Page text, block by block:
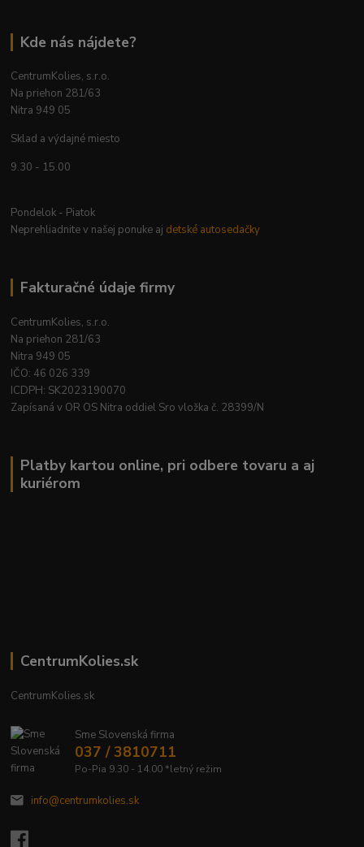
Kde nás nájdete?
CentrumKolies, s.r.o.
Na priehon 281/63
Nitra 949 05
Sklad a výdajné miesto
9.30 - 15.00
Pondelok - Piatok
Neprehliadnite v našej ponuke aj detské autosedačky
Fakturačné údaje firmy
CentrumKolies, s.r.o.
Na priehon 281/63
Nitra 949 05
IČO: 46 026 339
ICDPH: SK2023190070
Zapísaná v OR OS Nitra oddiel Sro vložka č. 28399/N
Platby kartou online, pri odbere tovaru a aj
kuriérom
CentrumKolies.sk
CentrumKolies.sk
Sme Slovenská firma
037 / 3810711
Po-Pia 9.30 - 14.00 *letný režim
info@centrumkolies.sk